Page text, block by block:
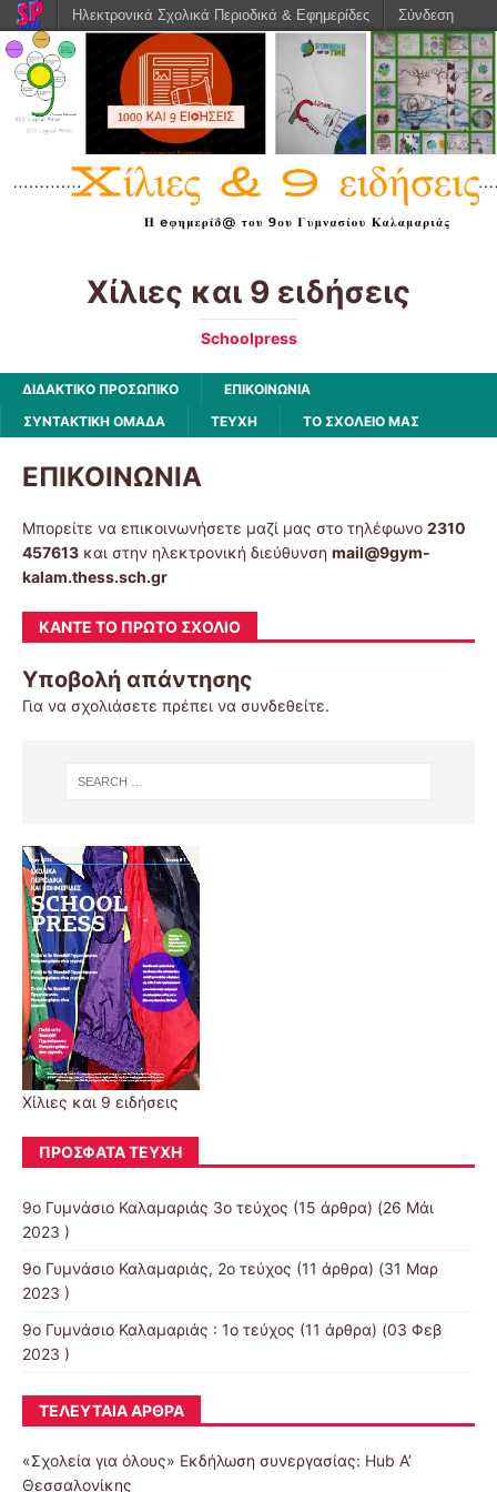
Χίλιες και 9 ειδήσεις
Schoolpress
ΔΙΔΑΚΤΙΚΟ ΠΡΟΣΩΠΙΚΟ
ΕΠΙΚΟΙΝΩΝΙΑ
ΣΥΝΤΑΚΤΙΚΗ ΟΜΑΔΑ
ΤΕΥΧΗ ΤΟ ΣΧΟΛΕΙΟ ΜΑΣ
ΕΠΙΚΟΙΝΩΝΙΑ
Μπορείτε να επικοινωνήσετε μαζί μας στο τηλέφωνο 2310
457613 και στην ηλεκτρονική διεύθυνση mail@9gym-
kalam.thess.sch.gr
ΚΆΝΤΕ ΤΟ ΠΡΏΤΟ ΣΧΌΛΙΟ
Υποβολή απάντησης
Για να σχολιάσετε πρέπει να συνδεθείτε.
Χίλιες και 9 ειδήσεις
ΠΡΌΣΦΑΤΑ ΤΕΎΧΗ
9ο Γυμνάσιο Καλαμαριάς 3ο τεύχος (15 άρθρα) (26 Μάι
2023 )
9o Γυμνάσιο Καλαμαριάς, 2ο τεύχος (11 άρθρα) (31 Μαρ
2023 )
9ο Γυμνάσιο Καλαμαριάς : 1ο τεύχος (11 άρθρα) (03 Φεβ
2023 )
ΤΕΛΕΥΤΑΊΑ ΆΡΘΡΑ
«Σχολεία για όλους» Eκδήλωση συνεργασίας: Hub A’
Θεσσαλονίκης
Ηλεκτρονικά Σχολικά Περιοδικά & Εφημερίδες Σύνδεση